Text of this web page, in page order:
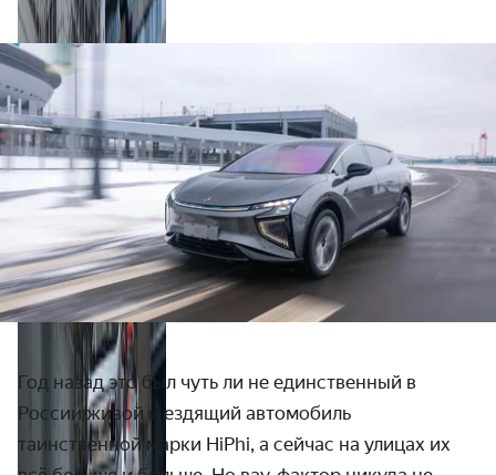
Год назад это был чуть ли не единственный в
России живой и ездящий автомобиль
таинственной марки HiPhi, а сейчас на улицах их